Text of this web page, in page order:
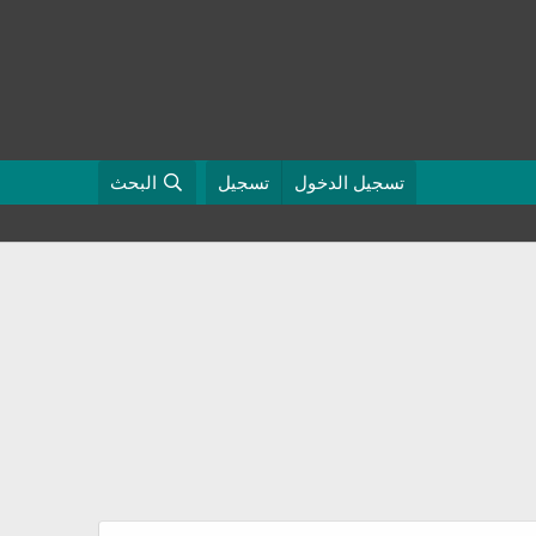
تسجيل الدخول تسجيل البحث